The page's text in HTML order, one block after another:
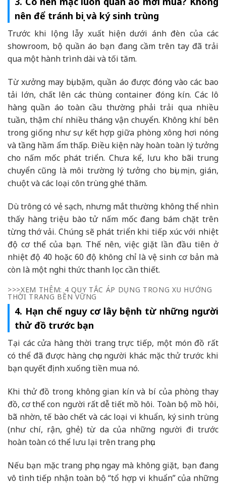
nên để tránh bụi và ký sinh trùng
Trước khi lộng lẫy xuất hiện dưới ánh đèn của các
showroom, bộ quần áo bạn đang cầm trên tay đã trải
qua một hành trình dài và tối tăm.
Từ xưởng may bụi bặm, quần áo được đóng vào các bao
tải lớn, chất lên các thùng container đóng kín. Các lô
hàng quần áo toàn cầu thường phải trải qua nhiều
tuần, thậm chí nhiều tháng vận chuyển. Không khí bên
trong giống như sự kết hợp giữa phòng xông hơi nóng
và tầng hầm ẩm thấp. Điều kiện này hoàn toàn lý tưởng
cho nấm mốc phát triển. Chưa kể, lưu kho bãi trung
chuyển cũng là môi trường lý tưởng cho bụi mịn, gián,
chuột và các loại côn trùng ghé thăm.
Dù trông có vẻ sạch, nhưng mắt thường không thể nhìn
thấy hàng triệu bào tử nấm mốc đang bám chặt trên
từng thớ vải. Chúng sẽ phát triển khi tiếp xúc với nhiệt
độ cơ thể của bạn. Thế nên, việc giặt lần đầu tiên ở
nhiệt độ 40 hoặc 60 độ không chỉ là vệ sinh cơ bản mà
còn là một nghi thức thanh lọc cần thiết.
>>>XEM THÊM: 4 QUY TẮC ÁP DỤNG TRONG XU HƯỚNG
THỜI TRANG BỀN VỮNG
4. Hạn chế nguy cơ lây bệnh từ những người
thử đồ trước bạn
Tại các cửa hàng thời trang trực tiếp, một món đồ rất
có thể đã được hàng chục người khác mặc thử trước khi
bạn quyết định xuống tiền mua nó.
Khi thử đồ trong không gian kín và bí của phòng thay
đồ, cơ thể con người rất dễ tiết mồ hôi. Toàn bộ mồ hôi,
bã nhờn, tế bào chết và các loại vi khuẩn, ký sinh trùng
(như chí, rận, ghẻ) từ da của những người đi trước
hoàn toàn có thể lưu lại trên trang phục.
Nếu bạn mặc trang phục ngay mà không giặt, bạn đang
vô tình tiếp nhận toàn bộ “tổ hợp vi khuẩn” của những